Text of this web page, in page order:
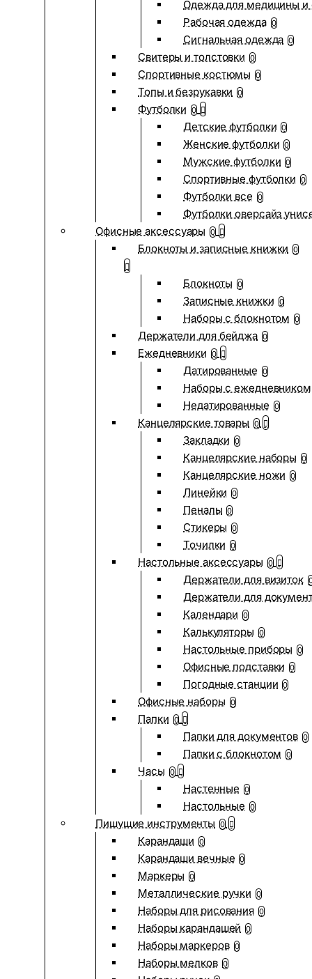
Одежда для медицины и
Рабочая одежда 0
Сигнальная одежда 0
Свитеры и толстовки 0
Спортивные костюмы 0
Топы и безрукавки 0
Футболки 0
Детские футболки 0
Женские футболки 0
Мужские футболки 0
Спортивные футболки 0
Футболки все 0
Футболки оверсайз
Офисные аксессуары 0
Блокноты и записные книжки 0
Блокноты 0
Записные книжки 0
Наборы с блокнотом 0
Держатели для бейджа 0
Ежедневники 0
Датированные 0
Наборы с ежедневником
Недатированные 0
Канцелярские товары 0
Закладки 0
Канцелярские наборы 0
Канцелярские ножи 0
Линейки 0
Пеналы 0
Стикеры 0
Точилки 0
Настольные аксессуары 0
Держатели для визиток
Держатели для
Календари 0
Калькуляторы 0
Настольные приборы 0
Офисные подставки 0
Погодные станции 0
Офисные наборы 0
Папки 0
Папки для документов 0
Папки с блокнотом 0
Часы 0
Настенные 0
Настольные 0
Пишущие инструменты 0
Карандаши 0
Карандаши вечные 0
Маркеры 0
Металлические ручки 0
Наборы для рисования 0
Наборы карандашей 0
Наборы маркеров 0
Наборы мелков 0